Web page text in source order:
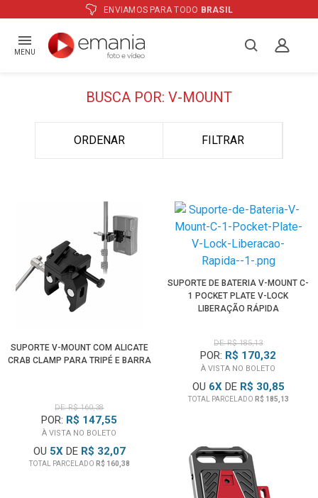
ENVIAMOS PARA TODO BRASIL
MENU
BUSCA POR: V-MOUNT
ORDENAR FILTRAR
SUPORTE V-MOUNT COM ALICATE
CRAB CLAMP PARA TRIPÉ E BARRA
DE: R$ 160,38
POR: R$ 147,55
À VISTA NO BOLETO
OU 5XDE R$ 32,07
TOTAL PARCELADO R$ 160,38
SUPORTE DE BATERIA V-MOUNT C-
1 POCKET PLATE V-LOCK
LIBERAÇÃO RÁPIDA
DE: R$ 185,13
POR: R$ 170,32
À VISTA NO BOLETO
OU 6XDE R$ 30,85
TOTAL PARCELADO R$ 185,13